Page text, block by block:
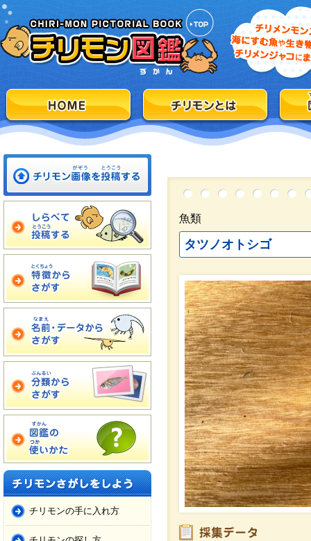
チリモンの手に入れ方
魚類
タツノオトシゴ